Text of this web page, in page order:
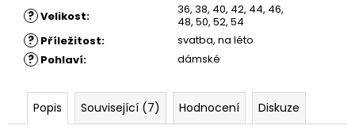
? Velikost:
36, 38, 40, 42, 44, 46,
48, 50, 52, 54
? Příležitost: svatba, na léto
? Pohlaví: dámské
Popis Související (7) Hodnocení Diskuze
880
Kč